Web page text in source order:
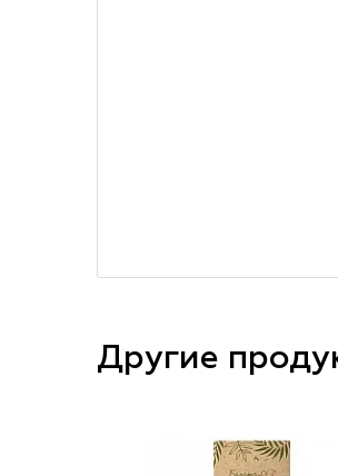
Другие